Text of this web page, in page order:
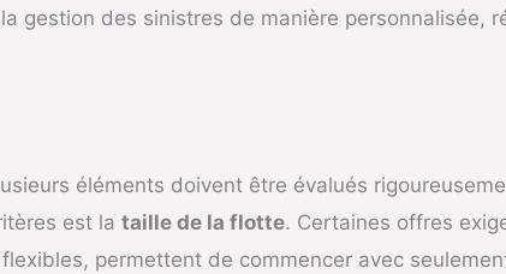
gestion des sinistres de manière personnalisée,
éléments doivent être évalués
est la taille de la flotte. Certaines offres
permettent de commencer avec